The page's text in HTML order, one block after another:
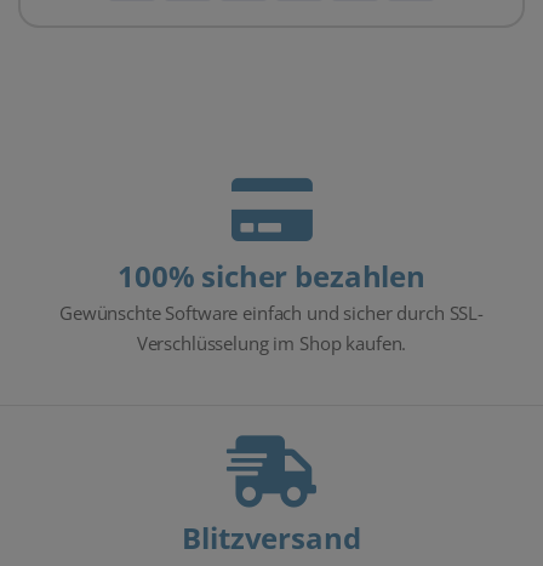
100% sicher bezahlen
Gewünschte Software einfach und sicher durch SSL-
Verschlüsselung im Shop kaufen.
Blitzversand